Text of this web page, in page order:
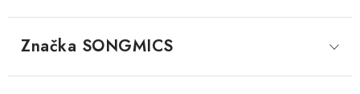
Značka SONGMICS